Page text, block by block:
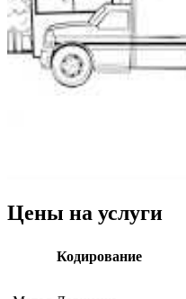
Цены на услуги
Кодирование